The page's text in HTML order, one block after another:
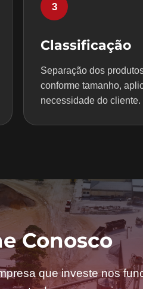
3
Classificação
Separação dos
conforme tamanho,
necessidade do cliente.
Conosco
que investe nos